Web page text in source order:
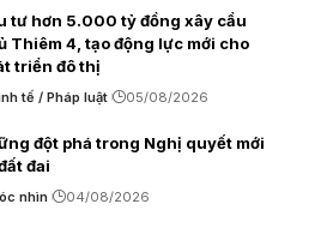
tư hơn 5.000 tỷ đồng xây cầu
Thiêm 4, tạo động lực mới cho
triển đô thị
tế / Pháp luật 05/08/2026
đột phá trong Nghị quyết mới
đai
nhìn 04/08/2026